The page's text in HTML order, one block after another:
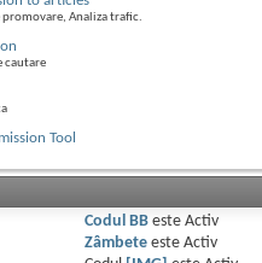
Analiza trafic.
cautare
Tool
Codul BBeste Activ
Zâmbeteeste Activ